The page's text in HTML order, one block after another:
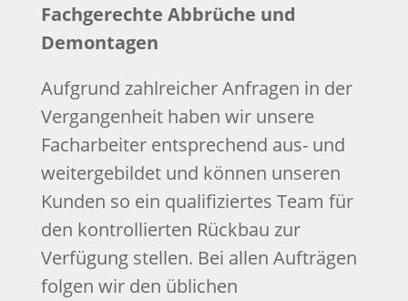
Fachgerechte Abbrüche und
Demontagen
Aufgrund zahlreicher Anfragen in der
Vergangenheit haben wir unsere
Facharbeiter entsprechend aus- und
weitergebildet und können unseren
Kunden so ein qualifiziertes Team für
den kontrollierten Rückbau zur
Verfügung stellen. Bei allen Aufträgen
folgen wir den üblichen